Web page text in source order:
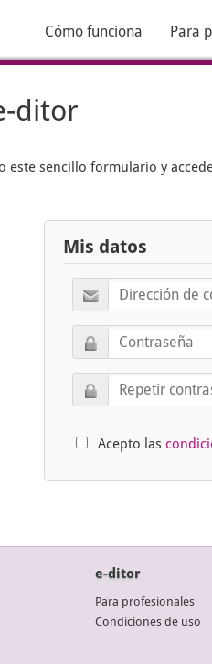
Cómo funciona Para
ditor
este sencillo formulario y
Mis datos
Acepto las
e-ditor
Para profesionales
Condiciones de uso